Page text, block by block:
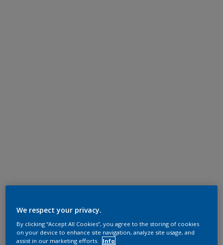
We respect your privacy.
By clicking “Accept All Cookies”, you agree to the storing of cookies
on your device to enhance site navigation, analyze site usage, and
assist in our marketing efforts.
Info